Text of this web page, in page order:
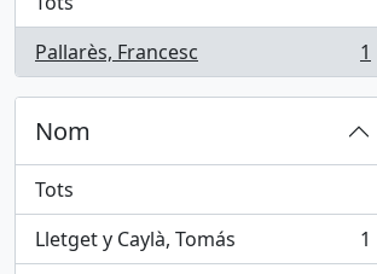
Pallarès, Francesc
, 1 results 1
Nom
Tots
Lletget y Caylà, Tomás
, 1 results
1